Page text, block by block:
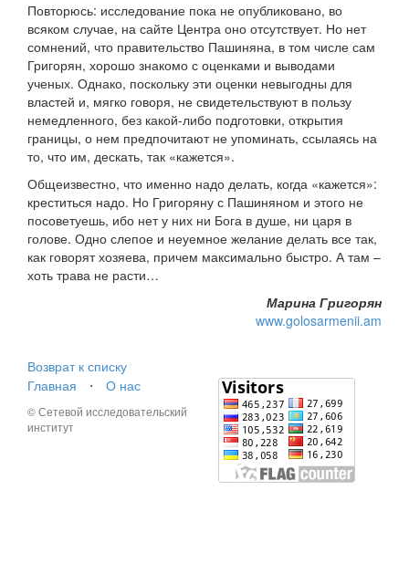
Повторюсь: исследование пока не опубликовано, во
всяком случае, на сайте Центра оно отсутствует. Но нет
сомнений, что правительство Пашиняна, в том числе сам
Григорян, хорошо знакомо с оценками и выводами
ученых. Однако, поскольку эти оценки невыгодны для
властей и, мягко говоря, не свидетельствуют в пользу
немедленного, без какой-либо подготовки, открытия
границы, о нем предпочитают не упоминать, ссылаясь на
то, что им, дескать, так «кажется».
Общеизвестно, что именно надо делать, когда «кажется»:
креститься надо. Но Григоряну с Пашиняном и этого не
посоветуешь, ибо нет у них ни Бога в душе, ни царя в
голове. Одно слепое и неуемное желание делать все так,
как говорят хозяева, причем максимально быстро. А там –
хоть трава не расти…
Марина Григорян
www.golosarmenii.am
Возврат к списку
Главная
⋅ О нас
© Сетевой исследовательский
институт